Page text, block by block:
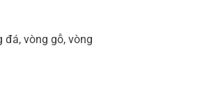
đá, vòng gỗ, vòng